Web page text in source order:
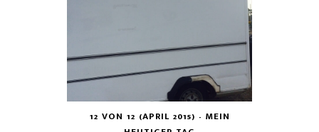
12 VON 12 (APRIL 2015) - MEIN